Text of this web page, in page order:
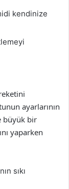
kendinize
ayarlarının
büyük bir
yaparken
sıkı